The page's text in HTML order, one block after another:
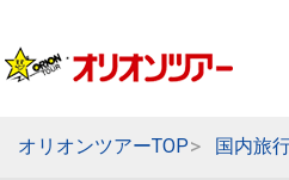
オリオンツアーTOP 国内旅